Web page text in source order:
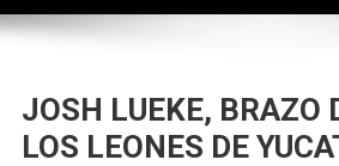
JOSH LUEKE, BRAZO
LOS LEONES DE